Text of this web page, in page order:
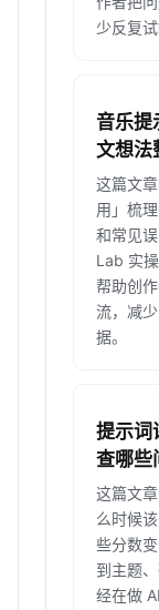
少反复
音乐提
文想法
这篇文
用」梳
和常见
Lab 实
帮助创
流，减
据。
提示词
查哪些
这篇文
么时候
些分数
到主题
经在做